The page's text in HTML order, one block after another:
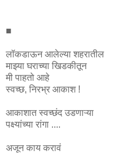
■
लॉकडाऊन आलेल्या शहरातील
माझ्या घराच्या खिडकीतून
मी पाहतो आहे
स्वच्छ, निरभ्र आकाश !
आकाशात स्वच्छंद उडणाऱ्या
पक्ष्यांच्या रांगा ....
अजून काय करावं